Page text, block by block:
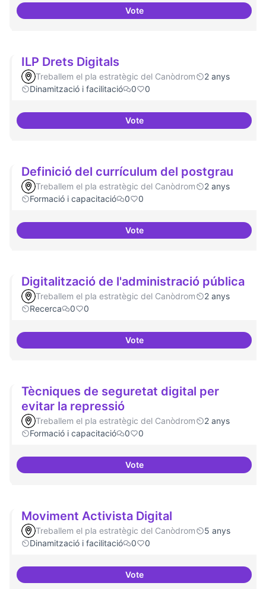
VoteGrades Obertes
ILP Drets Digitals
Treballem el pla estratègic del Canòdrom
2 anys
Dinamització i facilitació
0 0
VoteILP Drets Digitals
Definició del currículum del postgrau
Treballem el pla estratègic del Canòdrom
2 anys
Formació i capacitació
0 0
VoteDefinició del currículum del
Digitalització de l'administració pública
Treballem el pla estratègic del Canòdrom
2 anys
Recerca
0 0
VoteDigitalització de l'administració
Tècniques de seguretat digital per
evitar la repressió
Treballem el pla estratègic del Canòdrom
2 anys
Formació i capacitació
0 0
VoteTècniques de seguretat digital
Moviment Activista Digital
Treballem el pla estratègic del Canòdrom
5 anys
Dinamització i facilitació
0 0
VoteMoviment Activista Digital